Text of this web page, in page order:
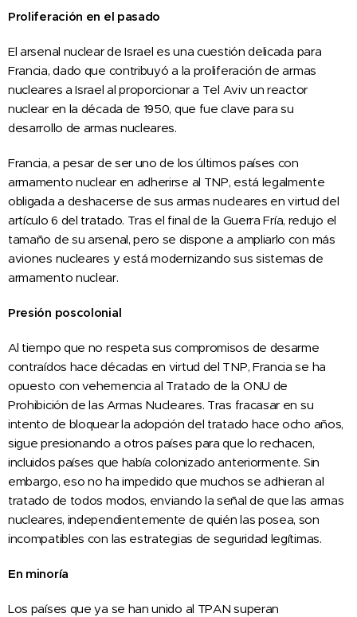
Proliferación en el pasado
El arsenal nuclear de Israel es una cuestión delicada para
Francia, dado que contribuyó a la proliferación de armas
nucleares a Israel al proporcionar a Tel Aviv un reactor
nuclear en la década de 1950, que fue clave para su
desarrollo de armas nucleares.
Francia, a pesar de ser uno de los últimos países con
armamento nuclear en adherirse al TNP, está legalmente
obligada a deshacerse de sus armas nucleares en virtud del
artículo 6 del tratado. Tras el final de la Guerra Fría, redujo el
tamaño de su arsenal, pero se dispone a ampliarlo con más
aviones nucleares y está modernizando sus sistemas de
armamento nuclear.
Presión poscolonial
Al tiempo que no respeta sus compromisos de desarme
contraídos hace décadas en virtud del TNP, Francia se ha
opuesto con vehemencia al Tratado de la ONU de
Prohibición de las Armas Nucleares. Tras fracasar en su
intento de bloquear la adopción del tratado hace ocho años,
sigue presionando a otros países para que lo rechacen,
incluidos países que había colonizado anteriormente. Sin
embargo, eso no ha impedido que muchos se adhieran al
tratado de todos modos, enviando la señal de que las armas
nucleares, independientemente de quién las posea, son
incompatibles con las estrategias de seguridad legítimas.
En minoría
Los países que ya se han unido al TPAN superan